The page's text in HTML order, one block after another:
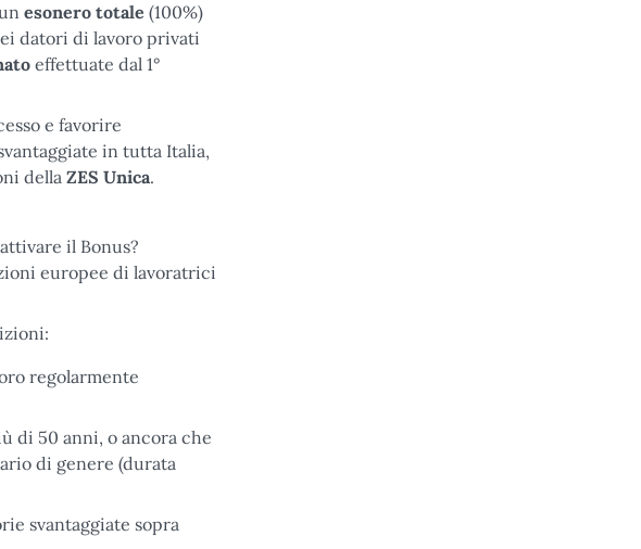
esonero totale (100%)
datori di lavoro privati
effettuate dal 1°
e favorire
in tutta Italia,
della ZES Unica.
il Bonus?
europee di lavoratrici
regolarmente
di 50 anni, o ancora che
di genere (durata
svantaggiate sopra